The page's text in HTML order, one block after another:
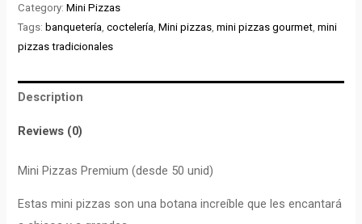
Category:Mini Pizzas
Tags: banquetería ,coctelería ,Mini pizzas ,mini pizzas gourmet ,mini
pizzas tradicionales
Description
Reviews (0)
Mini Pizzas Premium (desde 50 unid)
Estas mini pizzas son una botana increíble que les encantará